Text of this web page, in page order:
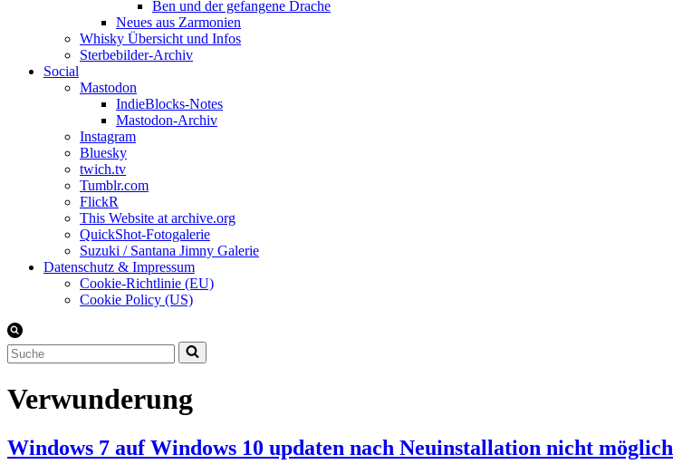
Ben und der gefangene Drache
Neues aus Zarmonien
Whisky Übersicht und Infos
Sterbebilder-Archiv
Social
Mastodon
IndieBlocks-Notes
Mastodon-Archiv
Instagram
Bluesky
twich.tv
Tumblr.com
FlickR
This Website at archive.org
QuickShot-Fotogalerie
Suzuki / Santana Jimny Galerie
Datenschutz & Impressum
Cookie-Richtlinie (EU)
Cookie Policy (US)
Suchen
nach …
Verwunderung
Windows 7 auf Windows 10 updaten nach Neuinstallation nicht möglich